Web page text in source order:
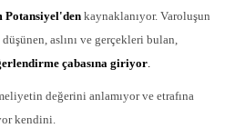
Potansiyel'denkaynaklanıyor. Varoluşun
düşünen, aslını ve gerçekleri bulan,
çabasına giriyor.
değerini anlamıyor ve etrafına
kendini.